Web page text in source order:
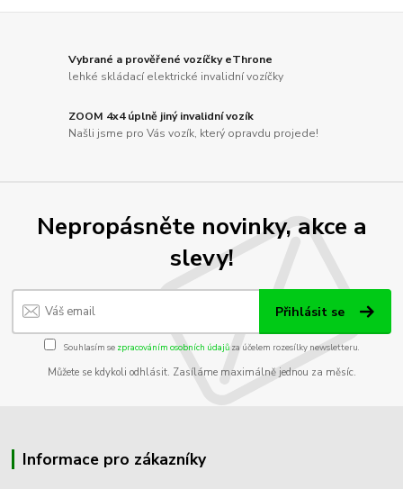
Vybrané a prověřené vozíčky eThrone
lehké skládací elektrické invalidní vozíčky
ZOOM 4x4 úplně jiný invalidní vozík
Našli jsme pro Vás vozík, který opravdu projede!
Nepropásněte novinky, akce a
slevy!
Přihlásit se
Souhlasím se zpracováním osobních údajůza účelem rozesílky newsletteru.
Můžete se kdykoli odhlásit. Zasíláme maximálně jednou za měsíc.
Informace pro zákazníky